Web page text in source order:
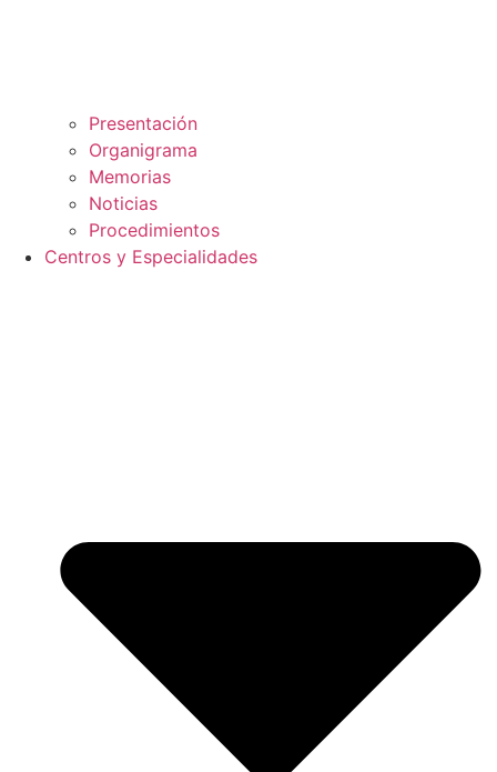
Presentación
Organigrama
Memorias
Noticias
Procedimientos
Centros y Especialidades